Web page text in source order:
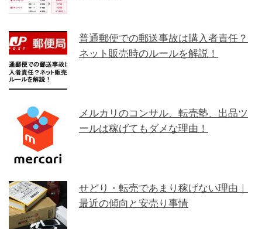
普通郵便での郵送事故は購入者責任？
ネット販売時のルールを解説！
メルカリのコンサル、転売塾、出品ツ
ールは稼げてもダメな理由！
せどり・転売であまり稼げない理由｜
最近の傾向と安売り事情